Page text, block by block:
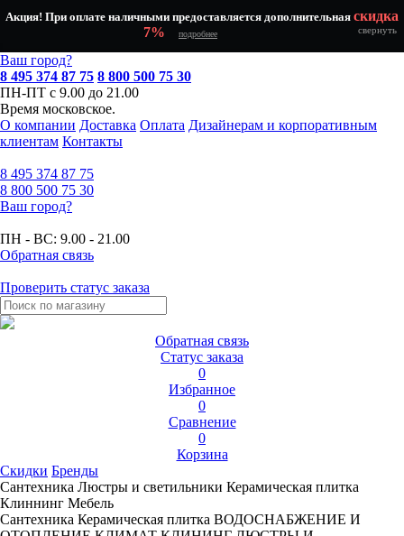
Акция! При оплате наличными предоставляется дополнительная скидка
7%
подробнее свернуть
Ваш город?
8 495 374 87 75 8 800 500 75 30
ПН-ПТ с 9.00 до 21.00
Время московское.
О компании Доставка Оплата Дизайнерам и корпоративным
клиентам Контакты
8 495 374 87 75
8 800 500 75 30
Ваш город?
ПН - ВС: 9.00 - 21.00
Обратная связь
Проверить статус заказа
Обратная связь
Статус заказа
0
Избранное
0
Сравнение
0
Корзина
Скидки Бренды
Сантехника Люстры и светильники Керамическая плитка
Клиннинг Мебель
Сантехника Керамическая плитка ВОДОСНАБЖЕНИЕ И